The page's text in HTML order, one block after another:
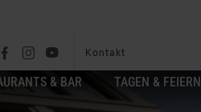
l é m Kontakt
& BAR TAGEN & FEIERN